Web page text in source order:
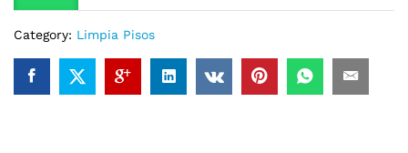
Category: Limpia Pisos